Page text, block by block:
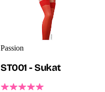
Passion
ST001 - Sukat